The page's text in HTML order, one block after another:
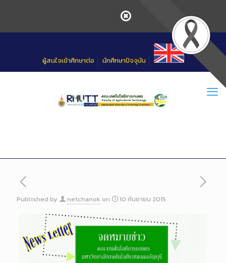
ผู้สนใจเข้าศึกษาต่อ นักศึกษาปัจจุบัน
Published by netchanok on 10 กันยายน 2015